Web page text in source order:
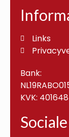
Links
Bank:
KVK: